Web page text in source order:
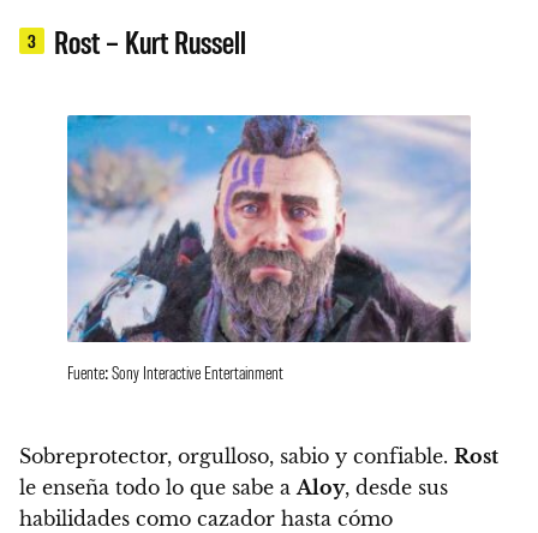
3 Rost – Kurt Russell
Fuente: Sony Interactive Entertainment
Sobreprotector, orgulloso, sabio y confiable. Rost
le enseña todo lo que sabe aAloy, desde sus
habilidades como cazador hasta cómo